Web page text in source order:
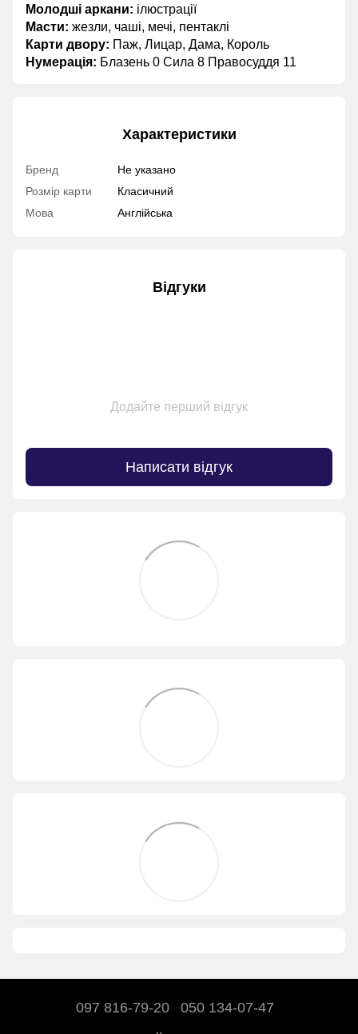
Молодші аркани: ілюстрації
Масти: жезли, чаші, мечі, пентаклі
Карти двору: Паж, Лицар, Дама, Король
Нумерація: Блазень 0 Сила 8 Правосуддя 11
Характеристики
Бренд
Не указано
Розмір карти
Класичний
Мова
Англійська
Відгуки
Додайте перший відгук
Написати відгук
097 816-79-20 050 134-07-47